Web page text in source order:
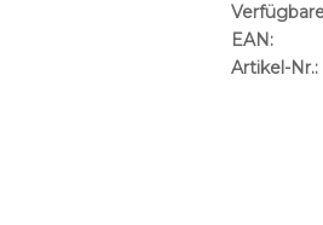
EAN:
Artikel-Nr.: